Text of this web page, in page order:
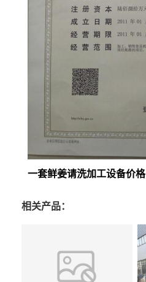
一套鲜姜请洗加工设备价格
相关产品：